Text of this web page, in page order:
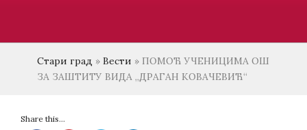
Стари град » Вести » ПОМОЋ УЧЕНИЦИМА ОШ
ЗА ЗАШТИТУ ВИДА „ДРАГАН КОВАЧЕВИЋ“
Share this...